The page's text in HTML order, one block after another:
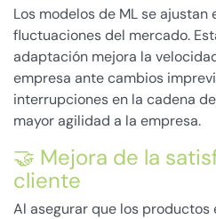
Los modelos de ML se ajustan
fluctuaciones del mercado.
adaptación mejora la
empresa ante cambios
interrupciones en la cadena
mayor agilidad a la empresa.
🤝 Mejora de la
cliente
Al asegurar que los